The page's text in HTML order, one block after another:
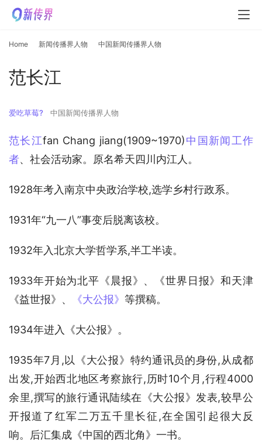
Home 新闻传播界人物 中国新闻传播界人物
范长江
爱吃草莓? 中国新闻传播界人物
范长江fan Chang jiang(1909~1970)中国新闻工作
者、社会活动家。原名希天四川内江人。
1928年考入南京中央政治学校,选学乡村行政系。
1931年“九一八”事变后脱离该校。
1932年入北京大学哲学系,半工半读。
1933年开始为北平《晨报》、《世界日报》和天津
《益世报》、
《大公报》 等撰稿。
1934年进入《大公报》。
1935年7月,以《大公报》特约通讯员的身份,从成都
出发,开始西北地区考察旅行,历时10个月,行程4000
余里,撰写的旅行通讯陆续在《大公报》发表,较早公
开报道了红军二万五千里长征,在全国引起很大反
响。后汇集成《中国的西北角》一书。